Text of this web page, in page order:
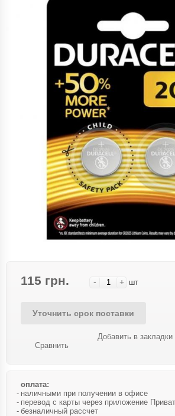
115 грн. - + шт
Уточнить срок поставки
Сравнить
Добавить в закладки
оплата:
наличными при получении в офисе
перевод с карты через приложение
безналичный рассчет